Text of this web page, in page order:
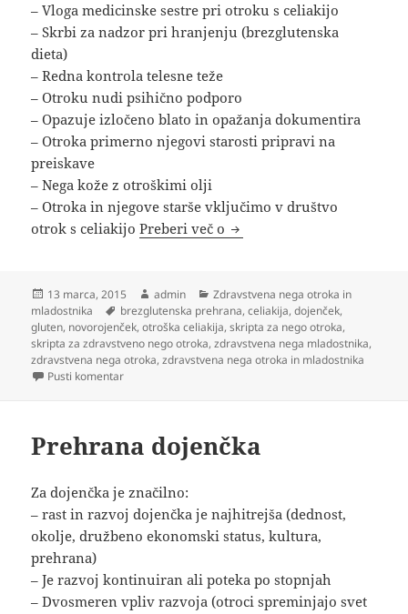
– Vloga medicinske sestre pri otroku s celiakijo
– Skrbi za nadzor pri hranjenju (brezglutenska
dieta)
– Redna kontrola telesne teže
– Otroku nudi psihično podporo
– Opazuje izločeno blato in opažanja dokumentira
– Otroka primerno njegovi starosti pripravi na
preiskave
– Nega kože z otroškimi olji
– Otroka in njegove starše vključimo v društvo
otrok s celiakijoPreberi več o Celiakija
Objavljeno
dne
13 marca, 2015 Avtor
admin Kategorije
Zdravstvena nega otroka in
mladostnika
Oznake
brezglutenska prehrana,celiakija,dojenček,
gluten, novorojenček,otroška celiakija,skripta za nego otroka,
skripta za zdravstveno nego otroka,zdravstvena nega mladostnika,
zdravstvena nega otroka,zdravstvena nega otroka in mladostnika
Pusti komentarna Celiakija
Prehrana dojenčka
Za dojenčka je značilno:
– rast in razvoj dojenčka je najhitrejša (dednost,
okolje, družbeno ekonomski status, kultura,
prehrana)
– Je razvoj kontinuiran ali poteka po stopnjah
– Dvosmeren vpliv razvoja (otroci spreminjajo svet